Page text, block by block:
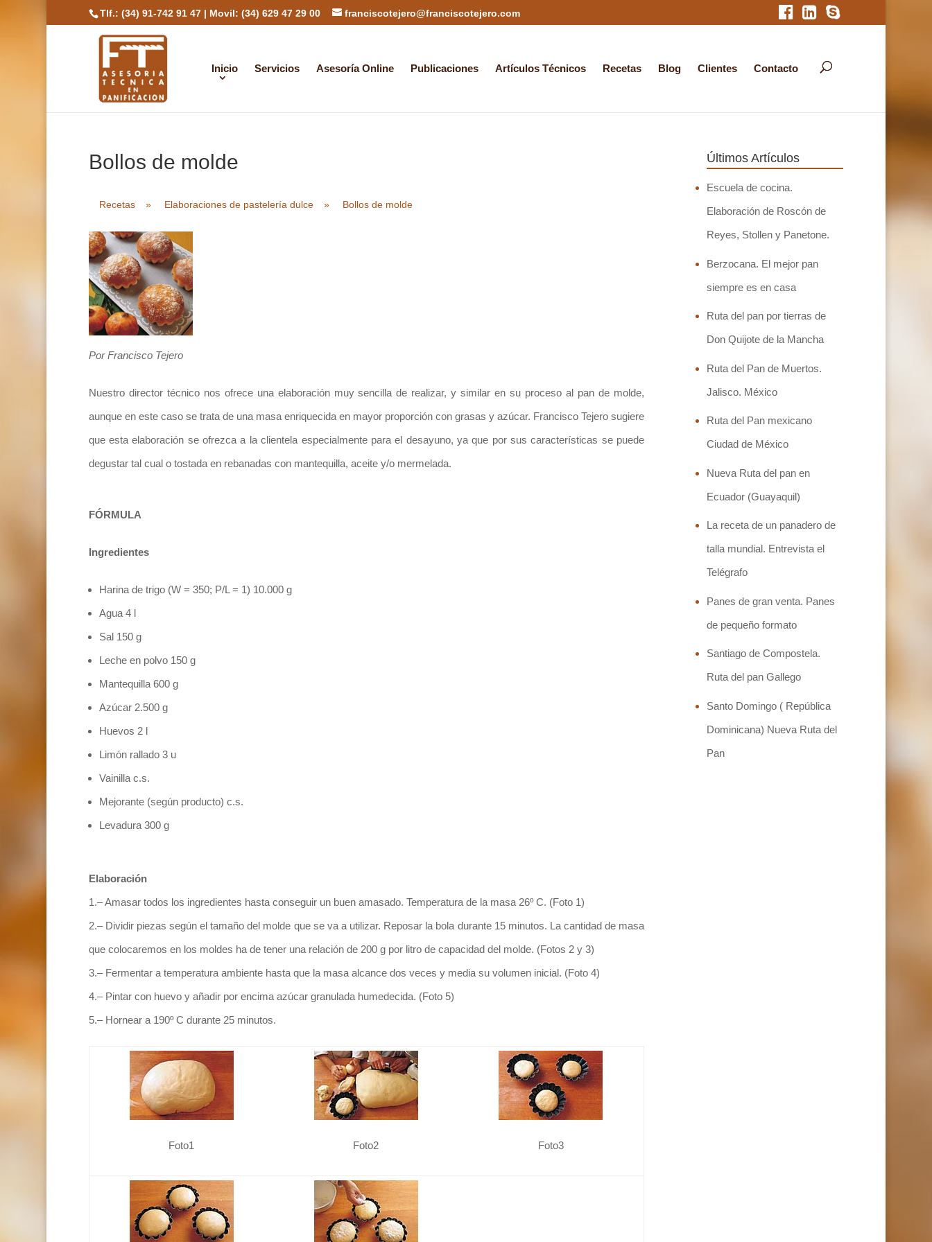
Tlf.: (34) 91-742 91 47| Movil: (34) 629 47 29 00 franciscotejero@franciscotejero.com
Inicio Servicios Asesoría Online Publicaciones Artículos Técnicos Recetas Blog Clientes Contacto
Bollos de molde
Recetas » Elaboraciones de pastelería dulce » Bollos de molde
Por Francisco Tejero
Nuestro director técnico nos ofrece una elaboración muy sencilla de realizar, y similar en su proceso al pan de molde,
aunque en este caso se trata de una masa enriquecida en mayor proporción con grasas y azúcar. Francisco Tejero sugiere
que esta elaboración se ofrezca a la clientela especialmente para el desayuno, ya que por sus características se puede
degustar tal cual o tostada en rebanadas con mantequilla, aceite y/o mermelada.
FÓRMULA
Ingredientes
Harina de trigo (W = 350; P/L = 1) 10.000 g
Agua 4 l
Sal 150 g
Leche en polvo 150 g
Mantequilla 600 g
Azúcar 2.500 g
Huevos 2 l
Limón rallado 3 u
Vainilla c.s.
Mejorante (según producto) c.s.
Levadura 300 g
Elaboración
1.– Amasar todos los ingredientes hasta conseguir un buen amasado. Temperatura de la masa 26º C. (Foto 1)
2.– Dividir piezas según el tamaño del molde que se va a utilizar. Reposar la bola durante 15 minutos. La cantidad de masa
que colocaremos en los moldes ha de tener una relación de 200 g por litro de capacidad del molde. (Fotos 2 y 3)
3.– Fermentar a temperatura ambiente hasta que la masa alcance dos veces y media su volumen inicial. (Foto 4)
4.– Pintar con huevo y añadir por encima azúcar granulada humedecida. (Foto 5)
5.– Hornear a 190º C durante 25 minutos.
Foto1 Foto2 Foto3
Últimos Artículos
Escuela de cocina.
Elaboración de Roscón de
Reyes, Stollen y Panetone.
Berzocana. El mejor pan
siempre es en casa
Ruta del pan por tierras de
Don Quijote de la Mancha
Ruta del Pan de Muertos.
Jalisco. México
Ruta del Pan mexicano
Ciudad de México
Nueva Ruta del pan en
Ecuador (Guayaquil)
La receta de un panadero de
talla mundial. Entrevista el
Telégrafo
Panes de gran venta. Panes
de pequeño formato
Santiago de Compostela.
Ruta del pan Gallego
Santo Domingo ( República
Dominicana) Nueva Ruta del
Pan